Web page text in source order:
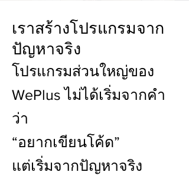
เราสร้างโปรแกรมจาก
ปัญหาจริง
โปรแกรมส่วนใหญ่ของ
WePlus ไม่ได้เริ่มจากคำ
ว่า
“อยากเขียนโค้ด”
แต่เริ่มจากปัญหาจริง